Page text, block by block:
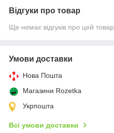
Відгуки про товар
Ще немає відгуків про цей товар
Умови доставки
Нова Пошта
Магазини Rozetka
Укрпошта
Всі умови доставки